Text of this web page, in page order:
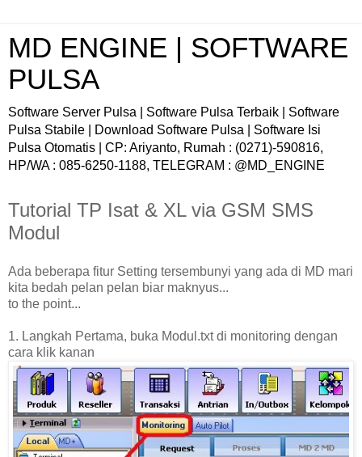
MD ENGINE | SOFTWARE
PULSA
Software Server Pulsa | Software Pulsa Terbaik | Software
Pulsa Stabile | Download Software Pulsa | Software Isi
Pulsa Otomatis | CP: Ariyanto, Rumah : (0271)-590816,
HP/WA : 085-6250-1188, TELEGRAM : @MD_ENGINE
Tutorial TP Isat & XL via GSM SMS
Modul
Ada beberapa fitur Setting tersembunyi yang ada di MD mari
kita bedah pelan pelan biar maknyus...
to the point...
1. Langkah Pertama, buka Modul.txt di monitoring dengan
cara klik kanan